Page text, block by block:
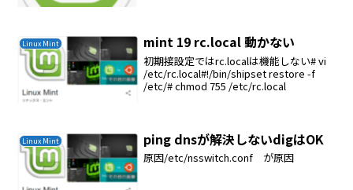
Linux Mint mint 19 rc.local 動かない
初期接設定ではrc.localは機能しない# vi
/etc/rc.local#!/bin/shipset restore -f
/etc/# chmod 755 /etc/rc.local
Linux Mint ping dnsが解決しないdigはOK
原因/etc/nsswitch.conf が原因